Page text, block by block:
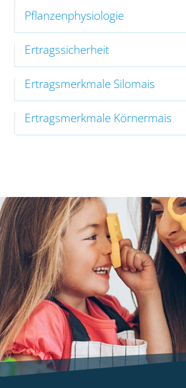
Pflanzenphysiologie
Ertragssicherheit
Ertragsmerkmale Silomais
Ertragsmerkmale Körnermais